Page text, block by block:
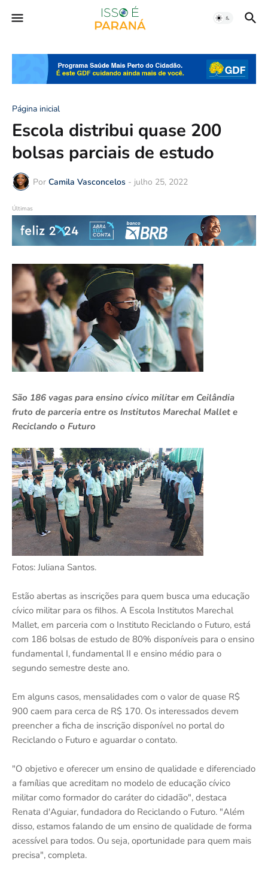
Página inicial
Escola distribui quase 200
bolsas parciais de estudo
Por Camila Vasconcelos - julho 25, 2022
Últimas
São 186 vagas para ensino cívico militar em Ceilândia
fruto de parceria entre os Institutos Marechal Mallet e
Reciclando o Futuro
Fotos: Juliana Santos.
Estão abertas as inscrições para quem busca uma educação
cívico militar para os filhos. A Escola Institutos Marechal
Mallet, em parceria com o Instituto Reciclando o Futuro, está
com 186 bolsas de estudo de 80% disponíveis para o ensino
fundamental I, fundamental II e ensino médio para o
segundo semestre deste ano.
Em alguns casos, mensalidades com o valor de quase R$
900 caem para cerca de R$ 170. Os interessados devem
preencher a ficha de inscrição disponível no portal do
Reciclando o Futuro e aguardar o contato.
"O objetivo e oferecer um ensino de qualidade e diferenciado
a famílias que acreditam no modelo de educação cívico
militar como formador do caráter do cidadão", destaca
Renata d'Aguiar, fundadora do Reciclando o Futuro. "Além
disso, estamos falando de um ensino de qualidade de forma
acessível para todos. Ou seja, oportunidade para quem mais
precisa", completa.